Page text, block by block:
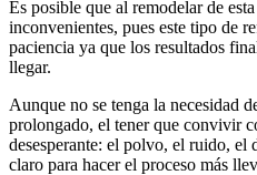
Es posible que al remodelar de
inconvenientes, pues este tipo de
paciencia ya que los resultados
llegar.
Aunque no se tenga la necesidad
prolongado, el tener que convivir
desesperante: el polvo, el ruido, el
claro para hacer el proceso más